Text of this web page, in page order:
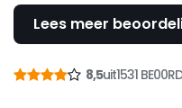
Lees meer
8,5uit1531